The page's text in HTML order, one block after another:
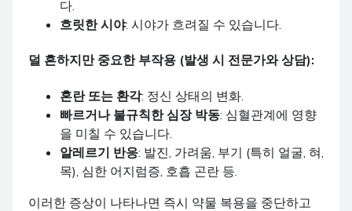
다.
흐릿한 시야: 시야가 흐려질 수 있습니다.
덜 흔하지만 중요한 부작용 (발생 시 전문가와 상담):
혼란 또는 환각: 정신 상태의 변화.
빠르거나 불규칙한 심장 박동: 심혈관계에 영향
을 미칠 수 있습니다.
알레르기 반응: 발진, 가려움, 부기 (특히 얼굴, 혀,
목), 심한 어지럼증, 호흡 곤란 등.
이러한 증상이 나타나면 즉시 약물 복용을 중단하고